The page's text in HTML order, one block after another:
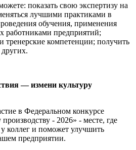
показать свою экспертизу на
лучшими практиками в
обучения, применения
работниками предприятий;
тренерские компетенции; получить
— измени культуру
в Федеральном конкурсе
- 2026» - месте, где
коллег и поможет улучшить
предприятии.